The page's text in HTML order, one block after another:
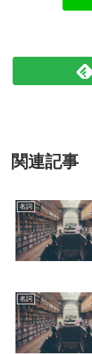
関連記事
名詞
名詞